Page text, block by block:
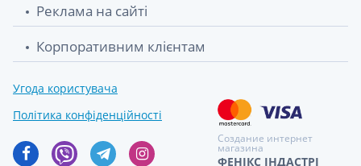
Реклама на сайті
Корпоративним клієнтам
Угода користувача
Політика конфіденційності
Создание интернет
магазина
ФЕНІКС ІНДАСТРІ